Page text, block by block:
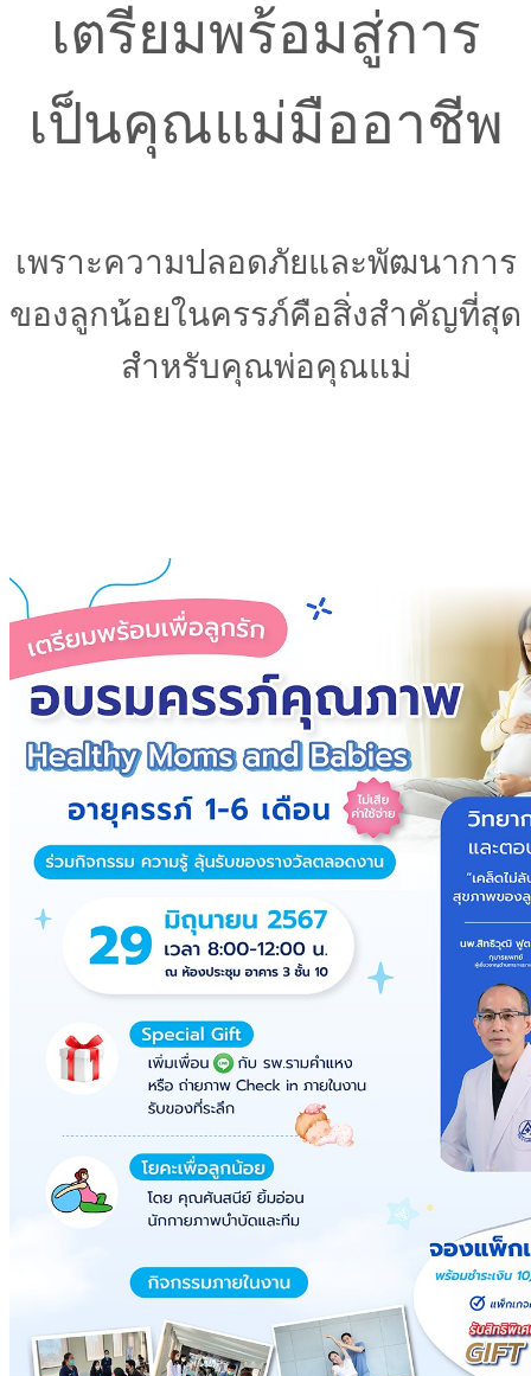
เตรียมพร้อมสู่การ
เป็นคุณแม่มืออาชีพ
เพราะความปลอดภัยและพัฒนาการ
ของลูกน้อยในครรภ์คือสิ่งสำคัญที่สุด
สำหรับคุณพ่อคุณแม่